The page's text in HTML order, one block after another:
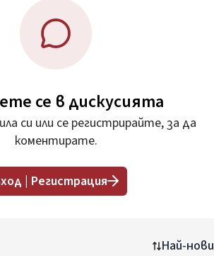
се в дискусията
си или се регистрирайте, за да
коментирате.
| Регистрация
Най-нови